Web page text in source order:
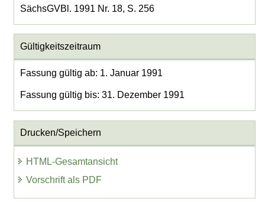
SächsGVBl. 1991 Nr. 18, S. 256
Gültigkeitszeitraum
Fassung gültig ab: 1. Januar 1991
Fassung gültig bis: 31. Dezember 1991
Drucken/Speichern
HTML-Gesamtansicht
Vorschrift als PDF